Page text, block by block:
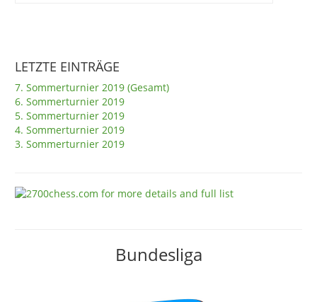
LETZTE EINTRÄGE
7. Sommerturnier 2019 (Gesamt)
6. Sommerturnier 2019
5. Sommerturnier 2019
4. Sommerturnier 2019
3. Sommerturnier 2019
Bundesliga